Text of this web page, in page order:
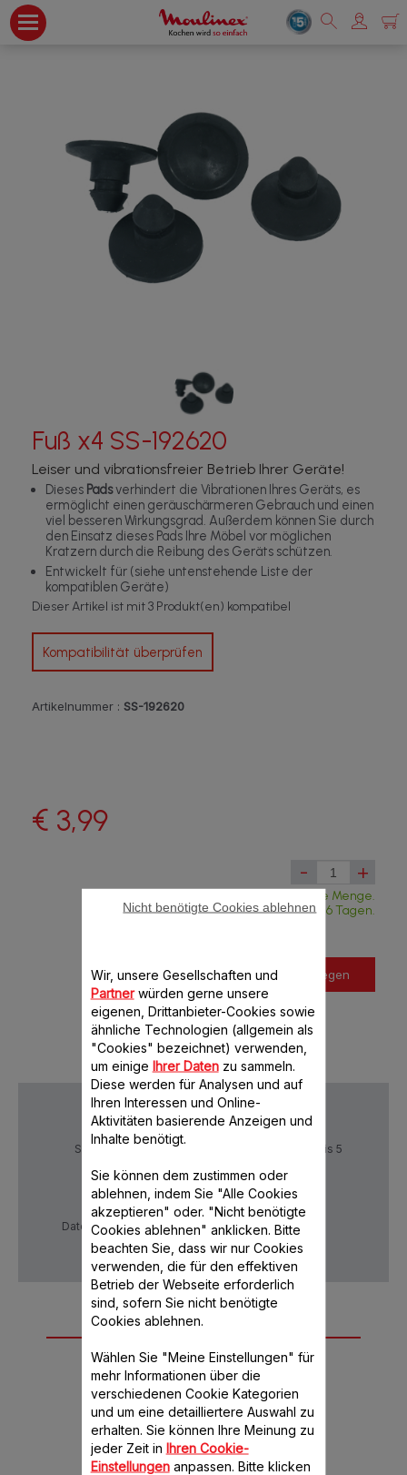
Fuß x4 SS-192620
Leiser und vibrationsfreier Betrieb Ihrer Geräte!
Dieses Padsverhindert die Vibrationen Ihres Geräts, es
ermöglicht einen geräuschärmeren Gebrauch und einen
viel besseren Wirkungsgrad. Außerdem können Sie durch
den Einsatz dieses Pads Ihre Möbel vor möglichen
Kratzern durch die Reibung des Geräts schützen.
Entwickelt für (siehe untenstehende Liste der
kompatiblen Geräte)
Dieser Artikel ist mit 3 Produkt(en) kompatibel
Kompatibilität überprüfen
Artikelnummer : SS-192620
€ 3,99
- +
Verfügbare Menge.
Lieferung in weniger als 6 Tagen.
In den Warenkorb legen
Sichere Zahlung
Lieferzeiten: 4 bis 5
Datenschutzrichtlinie AGB
Weiteres
empfohlenes
Zubehör
Wir, unsere Gesellschaften und
Partnerwürden gerne unsere
eigenen, Drittanbieter-Cookies sowie
ähnliche Technologien (allgemein als
"Cookies" bezeichnet) verwenden,
um einige Ihrer Datenzu sammeln.
Diese werden für Analysen und auf
Ihren Interessen und Online-
Aktivitäten basierende Anzeigen und
Inhalte benötigt.
Sie können dem zustimmen oder
ablehnen, indem Sie "Alle Cookies
akzeptieren" oder. "Nicht benötigte
Cookies ablehnen" anklicken. Bitte
beachten Sie, dass wir nur Cookies
verwenden, die für den effektiven
Betrieb der Webseite erforderlich
sind, sofern Sie nicht benötigte
Cookies ablehnen.
Wählen Sie "Meine Einstellungen" für
mehr Informationen über die
verschiedenen Cookie Kategorien
und um eine detailliertere Auswahl zu
erhalten. Sie können Ihre Meinung zu
jeder Zeit in Ihren Cookie-
Einstellungenanpassen. Bitte klicken
Nicht benötigte Cookies ablehnen